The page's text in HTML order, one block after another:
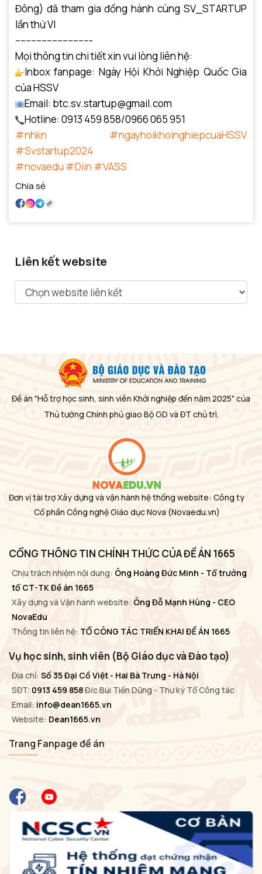
Đông) đã tham gia đồng hành cùng SV_STARTUP
lần thứ VI
-----------------------------
Mọi thông tin chi tiết xin vui lòng liên hệ:
Inbox fanpage: Ngày Hội Khởi Nghiệp Quốc Gia
của HSSV
Email: btc.sv.startup@gmail.com
Hotline: 0913 459 858/0966 065 951
#nhkn
#ngayhoikhoinghiepcuaHSSV
#Svstartup2024
#novaedu #Diin #VASS
Chia sẻ
Liên kết website
Đề án "Hỗ trợ học sinh, sinh viên Khởi nghiệp đến năm 2025" của
Thủ tướng Chính phủ giao Bộ GD và ĐT chủ trì.
Đơn vị tài trợ Xây dựng và vận hành hệ thống website: Công ty
Cổ phần Công nghệ Giáo dục Nova (Novaedu.vn)
CỔNG THÔNG TIN CHÍNH THỨC CỦA ĐỀ ÁN 1665
Chịu trách nhiệm nội dung: Ông Hoàng Đức Minh - Tổ trưởng
tổ CT-TK Đề án 1665
Xây dựng và Vận hành website: Ông Đỗ Mạnh Hùng - CEO
NovaEdu
Thông tin liên hệ: TỔ CÔNG TÁC TRIỂN KHAI ĐỀ ÁN 1665
Vụ học sinh, sinh viên (Bộ Giáo dục và Đào tạo)
Địa chỉ: Số 35 Đại Cồ Việt - Hai Bà Trưng - Hà Nội
SĐT: 0913 459 858Đ/c Bùi Tiến Dũng - Thư ký Tổ Công tác
Email: info@dean1665.vn
Website: Dean1665.vn
Trang Fanpage đề án